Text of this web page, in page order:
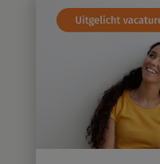
Cliëntenraad
Sensatieve
Groene zorg
Stichting Sensa